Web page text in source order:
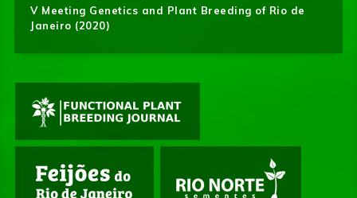
V Meeting Genetics and Plant Breeding of Rio de
Janeiro (2020)